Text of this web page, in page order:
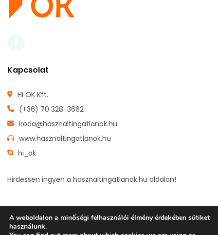
Kapcsolat
Hi OK Kft.
(+36) 70 328-3662
iroda@hasznaltingatlanok.hu
www.hasznaltingatlanok.hu
hi_ok
Hirdessen ingyen a hasznaltingatlanok.hu oldalon!
A weboldalon a minőségi felhasználói élmény érdekében sütiket
használunk.